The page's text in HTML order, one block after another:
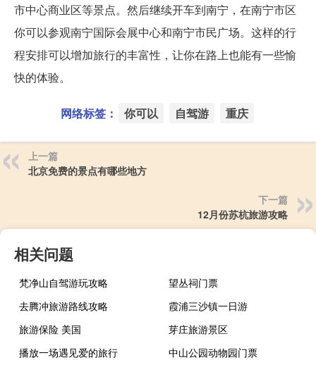
市中心商业区等景点。然后继续开车到南宁，在南宁市区
你可以参观南宁国际会展中心和南宁市民广场。这样的行
程安排可以增加旅行的丰富性，让你在路上也能有一些愉
快的体验。
网络标签： 你可以 自驾游 重庆
上一篇
北京免费的景点有哪些地方
下一篇
12月份苏杭旅游攻略
相关问题
梵净山自驾游玩攻略
望丛祠门票
去腾冲旅游路线攻略
霞浦三沙镇一日游
旅游保险 美国
芽庄旅游景区
播放一场遇见爱的旅行
中山公园动物园门票